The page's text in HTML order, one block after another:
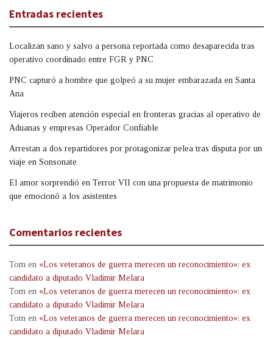
Entradas recientes
Localizan sano y salvo a persona reportada como desaparecida tras
operativo coordinado entre FGR y PNC
PNC capturó a hombre que golpeó a su mujer embarazada en Santa
Ana
Viajeros reciben atención especial en fronteras gracias al operativo de
Aduanas y empresas Operador Confiable
Arrestan a dos repartidores por protagonizar pelea tras disputa por un
viaje en Sonsonate
El amor sorprendió en Terror VII con una propuesta de matrimonio
que emocionó a los asistentes
Comentarios recientes
Tom en «Los veteranos de guerra merecen un reconocimiento»: ex
candidato a diputado Vladimir Melara
Tom en «Los veteranos de guerra merecen un reconocimiento»: ex
candidato a diputado Vladimir Melara
Tom en «Los veteranos de guerra merecen un reconocimiento»: ex
candidato a diputado Vladimir Melara